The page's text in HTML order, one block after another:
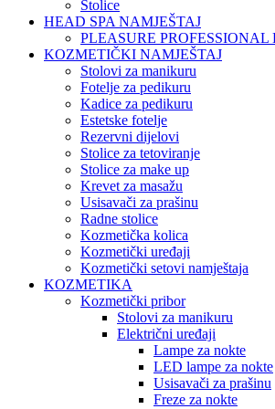
Stolice
HEAD SPA NAMJEŠTAJ
PLEASURE PROFESSIONAL
KOZMETIČKI NAMJEŠTAJ
Stolovi za manikuru
Fotelje za pedikuru
Kadice za pedikuru
Estetske fotelje
Rezervni dijelovi
Stolice za tetoviranje
Stolice za make up
Krevet za masažu
Usisavači za prašinu
Radne stolice
Kozmetička kolica
Kozmetički uređaji
Kozmetički setovi namještaja
KOZMETIKA
Kozmetički pribor
Stolovi za manikuru
Električni uređaji
Lampe za nokte
LED lampe za nokte
Usisavači za prašinu
Freze za nokte